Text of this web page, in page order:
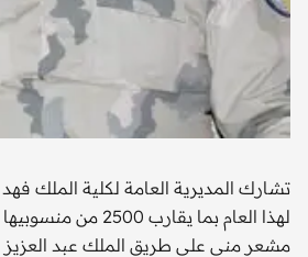
تشارك المديرية العامة لكلية الملك
لهذا العام بما يقارب
مشعر منى على طريق الملك عبد العزيز